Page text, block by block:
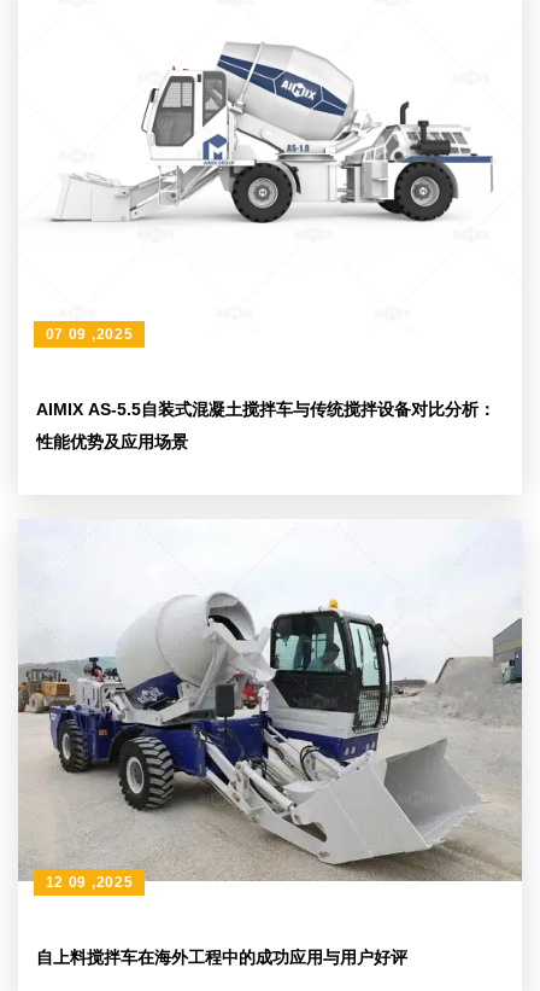
AIMIX AS-5.5自装式混凝土搅拌车与传统搅拌设备对比分析：
性能优势及应用场景
07 09 ,2025
自上料搅拌车在海外工程中的成功应用与用户好评
12 09 ,2025